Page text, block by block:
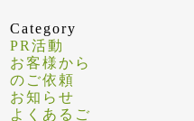
Category
PR活動
お客様から
のご依頼
お知らせ
よくあるご